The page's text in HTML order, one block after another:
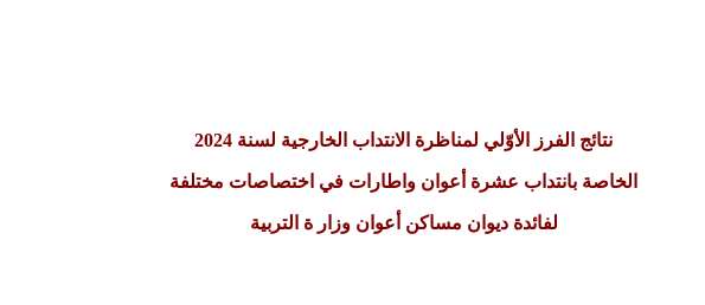
نتائج الفرز الأوّلي لمناظرة الانتداب الخارجية لسنة 2024
الخاصة بانتداب عشرة أعوان واطارات في اختصاصات مختلفة
لفائدة ديوان مساكن أعوان وزار ة التربية